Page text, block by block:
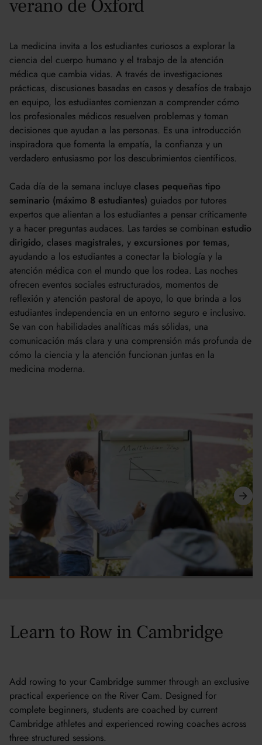
verano de Oxford
La medicina invita a los estudiantes curiosos a explorar la
ciencia del cuerpo humano y el trabajo de la atención
médica que cambia vidas. A través de investigaciones
prácticas, discusiones basadas en casos y desafíos de trabajo
en equipo, los estudiantes comienzan a comprender cómo
los profesionales médicos resuelven problemas y toman
decisiones que ayudan a las personas. Es una introducción
inspiradora que fomenta la empatía, la confianza y un
verdadero entusiasmo por los descubrimientos científicos.
Cada día de la semana incluye clases pequeñas tipo
seminario (máximo 8 estudiantes) guiados por tutores
expertos que alientan a los estudiantes a pensar críticamente
y a hacer preguntas audaces. Las tardes se combinan estudio
dirigido, clases magistrales, y excursiones por temas,
ayudando a los estudiantes a conectar la biología y la
atención médica con el mundo que los rodea. Las noches
ofrecen eventos sociales estructurados, momentos de
reflexión y atención pastoral de apoyo, lo que brinda a los
estudiantes independencia en un entorno seguro e inclusivo.
Se van con habilidades analíticas más sólidas, una
comunicación más clara y una comprensión más profunda de
cómo la ciencia y la atención funcionan juntas en la
medicina moderna.
Learn to Row in Cambridge
Add rowing to your Cambridge summer through an exclusive
practical experience on the River Cam. Designed for
complete beginners, students are coached by current
Cambridge athletes and experienced rowing coaches across
three structured sessions.